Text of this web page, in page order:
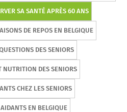
SA SANTÉ APRÈS 60 ANS
DE REPOS EN BELGIQUE
DES SENIORS
NUTRITION DES SENIORS
CHEZ LES SENIORS
EN BELGIQUE